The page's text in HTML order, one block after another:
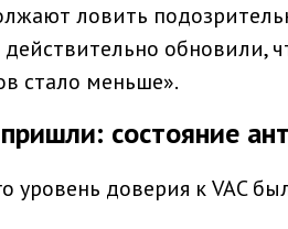
ловить
действительно обновили,
стало меньше».
состояние
уровень доверия к VAC